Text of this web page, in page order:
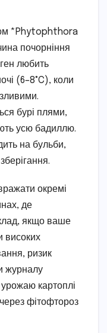
*Phytophthora
почорніння
любить
(6–8°C), коли
бурі плями,
усю бадиллю.
на бульби,
окремі
де
якщо ваше
високих
ризик
журналу
картоплі
фітофтороз